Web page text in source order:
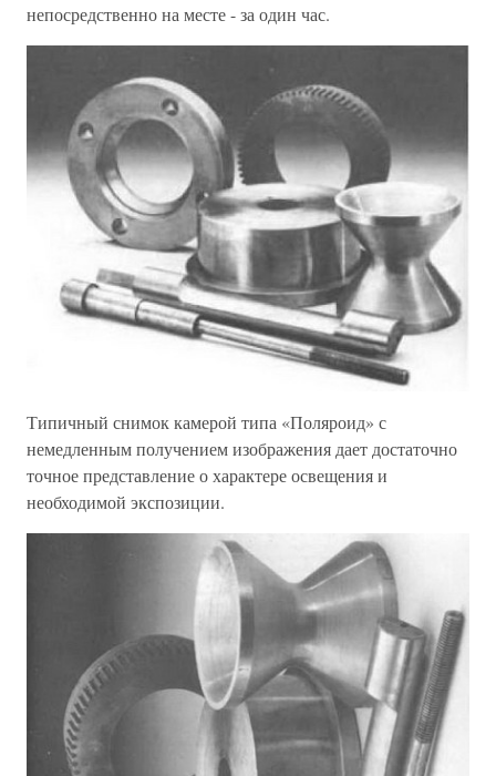
непосредственно на месте - за один час.
Типичный снимок камерой типа «Поляроид» с
немедленным получением изображения дает достаточно
точное представление о характере освещения и
необходимой экспозиции.